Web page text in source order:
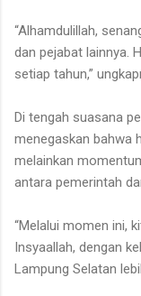
“Alhamdulillah,
dan pejabat lainnya.
setiap tahun,”
Di tengah suasana
menegaskan bahwa
melainkan
antara pemerintah
“Melalui momen ini,
Insyaallah, dengan
Lampung Selatan